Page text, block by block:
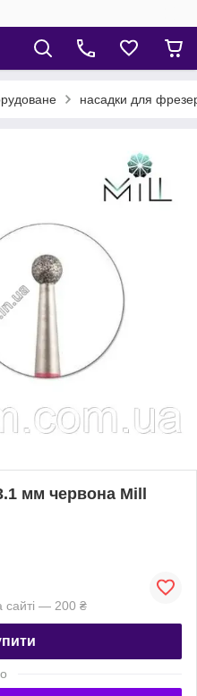
насадки для
мм червона Mill
сайті — 200 ₴